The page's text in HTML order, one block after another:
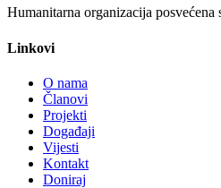
Humanitarna organizacija posvećena
Linkovi
O nama
Članovi
Projekti
Događaji
Vijesti
Kontakt
Doniraj